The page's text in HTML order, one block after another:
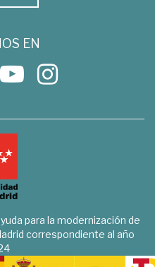
EN
para la modernización de
correspondiente al año